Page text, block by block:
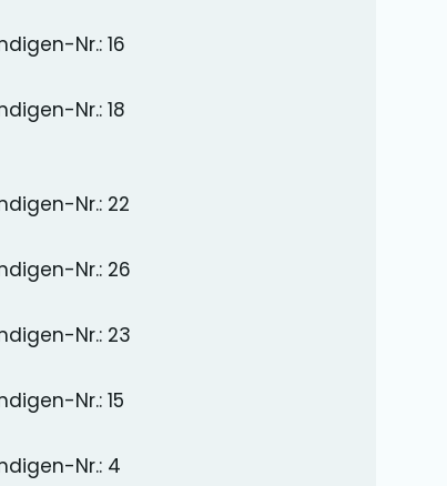
Nr.: 16
Nr.: 18
Nr.: 22
Nr.: 26
Nr.: 23
Nr.: 15
Nr.: 4